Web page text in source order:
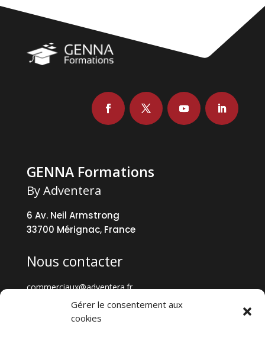
Gérer le consentement aux
cookies
GENNA Formations
By Adventera
6 Av. Neil Armstrong
33700 Mérignac, France
Nous contacter
commerciaux@adventera.fr
+33 5 57 35 73 73